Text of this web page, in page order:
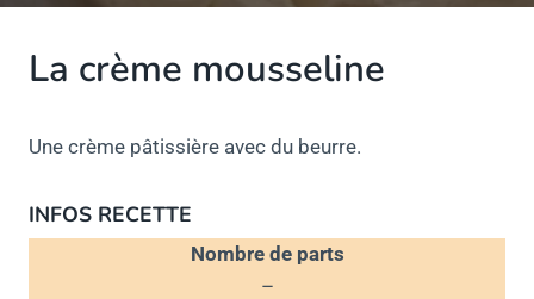
La crème mousseline
Une crème pâtissière avec du beurre.
INFOS RECETTE
Nombre de parts
–